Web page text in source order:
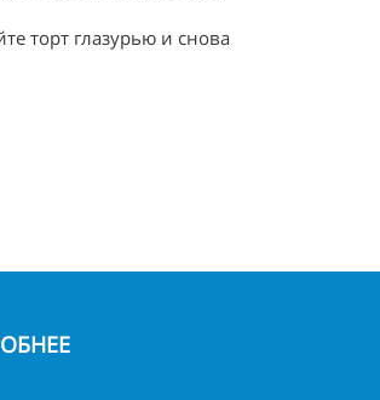
торт глазурью и снова